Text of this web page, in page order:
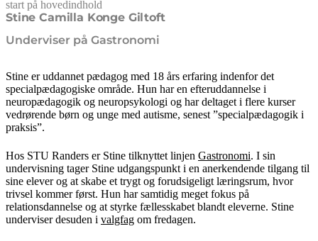
start på hovedindhold
Stine Camilla Konge Giltoft
Underviser på Gastronomi
senest opdateret 9. februar 2026
Stine er uddannet pædagog med 18 års erfaring indenfor det
specialpædagogiske område. Hun har en efteruddannelse i
neuropædagogik og neuropsykologi og har deltaget i flere kurser
vedrørende børn og unge med autisme, senest ”specialpædagogik i
praksis”.
Hos STU Randers er Stine tilknyttet linjen Gastronomi. I sin
undervisning tager Stine udgangspunkt i en anerkendende tilgang til
sine elever og at skabe et trygt og forudsigeligt læringsrum, hvor
trivsel kommer først. Hun har samtidig meget fokus på
relationsdannelse og at styrke fællesskabet blandt eleverne. Stine
underviser desuden i valgfag om fredagen.